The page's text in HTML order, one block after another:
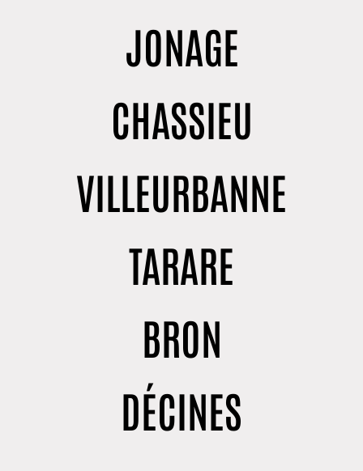
JONAGE
CHASSIEU
VILLEURBANNE
TARARE
BRON
DÉCINES